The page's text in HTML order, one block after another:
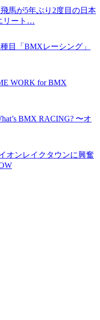
飛馬が5年ぶり2度目の日本
リート…
種目「BMXレーシング」
WORK for BMX
BMX RACING? 〜オ
オンレイクタウンに興奮